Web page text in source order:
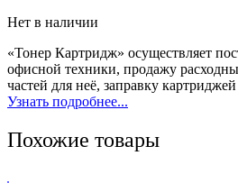
Нет в наличии
«Тонер Картридж» осуществляет
офисной техники, продажу
частей для неё, заправку
Узнать подробнее...
Похожие товары